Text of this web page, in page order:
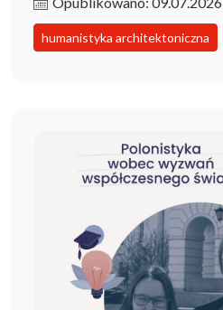
humanistyka architektoniczna